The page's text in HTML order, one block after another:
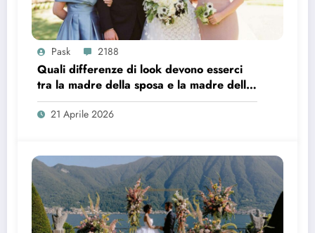
Pask 2188
Quali differenze di look devono esserci
tra la madre della sposa e la madre dello
sposo?
21 Aprile 2026